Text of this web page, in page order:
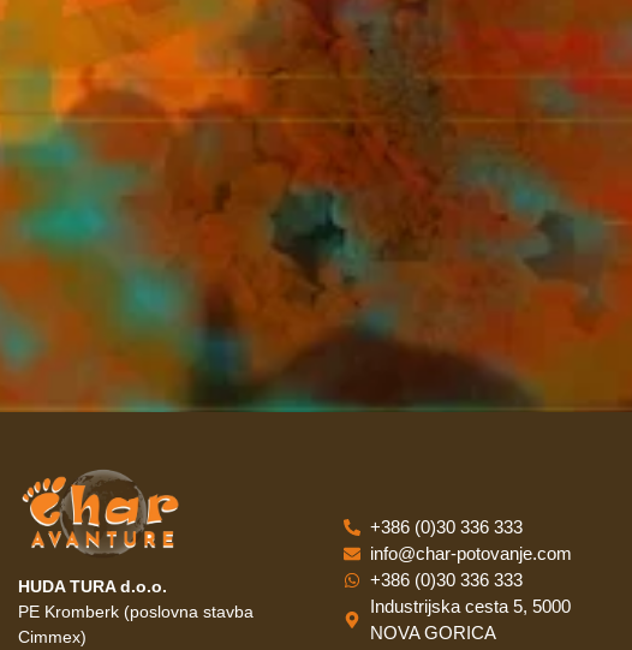
HUDA TURA d.o.o.
PE Kromberk (poslovna stavba
Cimmex)
+386 (0)30 336 333
info@char-potovanje.com
+386 (0)30 336 333
Industrijska cesta 5, 5000
NOVA GORICA